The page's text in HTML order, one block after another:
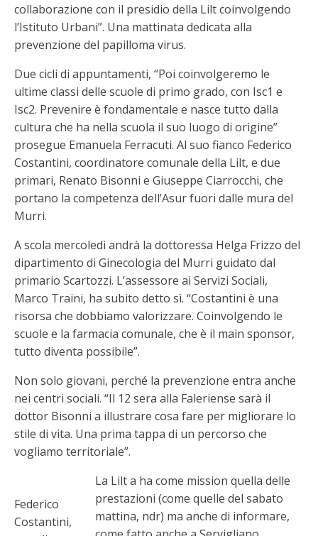
collaborazione con il presidio della Lilt coinvolgendo
l’Istituto Urbani”. Una mattinata dedicata alla
prevenzione del papilloma virus.
Due cicli di appuntamenti, “Poi coinvolgeremo le
ultime classi delle scuole di primo grado, con Isc1 e
Isc2. Prevenire è fondamentale e nasce tutto dalla
cultura che ha nella scuola il suo luogo di origine”
prosegue Emanuela Ferracuti. Al suo fianco Federico
Costantini, coordinatore comunale della Lilt, e due
primari, Renato Bisonni e Giuseppe Ciarrocchi, che
portano la competenza dell’Asur fuori dalle mura del
Murri.
A scola mercoledì andrà la dottoressa Helga Frizzo del
dipartimento di Ginecologia del Murri guidato dal
primario Scartozzi. L’assessore ai Servizi Sociali,
Marco Traini, ha subito detto sì. “Costantini è una
risorsa che dobbiamo valorizzare. Coinvolgendo le
scuole e la farmacia comunale, che è il main sponsor,
tutto diventa possibile”.
Non solo giovani, perché la prevenzione entra anche
nei centri sociali. “Il 12 sera alla Faleriense sarà il
dottor Bisonni a illustrare cosa fare per migliorare lo
stile di vita. Una prima tappa di un percorso che
vogliamo territoriale”.
Federico
Costantini,
La Lilt a ha come mission quella delle
prestazioni (come quelle del sabato
mattina, ndr) ma anche di informare,